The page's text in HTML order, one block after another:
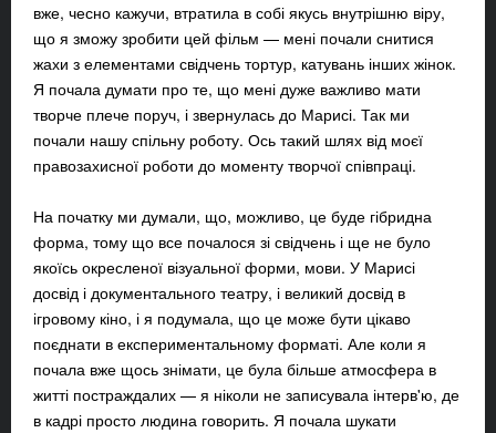
вже, чесно кажучи, втратила в собі якусь внутрішню віру,
що я зможу зробити цей фільм — мені почали снитися
жахи з елементами свідчень тортур, катувань інших жінок.
Я почала думати про те, що мені дуже важливо мати
творче плече поруч, і звернулась до Марисі. Так ми
почали нашу спільну роботу. Ось такий шлях від моєї
правозахисної роботи до моменту творчої співпраці.
На початку ми думали, що, можливо, це буде гібридна
форма, тому що все почалося зі свідчень і ще не було
якоїсь окресленої візуальної форми, мови. У Марисі
досвід і документального театру, і великий досвід в
ігровому кіно, і я подумала, що це може бути цікаво
поєднати в експериментальному форматі. Але коли я
почала вже щось знімати, це була більше атмосфера в
житті постраждалих — я ніколи не записувала інтерв'ю, де
в кадрі просто людина говорить. Я почала шукати